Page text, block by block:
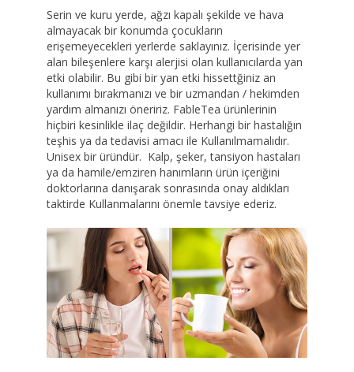
Serin ve kuru yerde, ağzı kapalı şekilde ve hava
almayacak bir konumda çocukların
erişemeyecekleri yerlerde saklayınız. İçerisinde yer
alan bileşenlere karşı alerjisi olan kullanıcılarda yan
etki olabilir. Bu gibi bir yan etki hissettğiniz an
kullanımı bırakmanızı ve bir uzmandan / hekimden
yardım almanızı öneririz. FableTea ürünlerinin
hiçbiri kesinlikle ilaç değildir. Herhangi bir hastalığın
teşhis ya da tedavisi amacı ile Kullanılmamalıdır.
Unisex bir üründür. Kalp, şeker, tansiyon hastaları
ya da hamile/emziren hanımların ürün içeriğini
doktorlarına danışarak sonrasında onay aldıkları
taktirde Kullanmalarını önemle tavsiye ederiz.